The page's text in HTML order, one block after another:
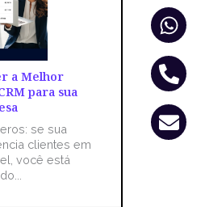
a Melhor
para sua
se sua
clientes em
você está
alt